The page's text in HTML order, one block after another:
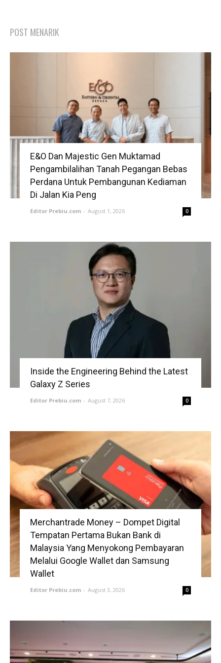
POST MENARIK
E&O Dan Majestic Gen Muktamad
Pengambilalihan Tanah Pegangan Bebas
Perdana Untuk Pembangunan Kediaman
Di Jalan Kia Peng
Editor Prebiu.com - August 1, 2026 0
Inside the Engineering Behind the Latest
Galaxy Z Series
Editor Prebiu.com - August 7, 2026 0
Merchantrade Money – Dompet Digital
Tempatan Pertama Bukan Bank di
Malaysia Yang Menyokong Pembayaran
Melalui Google Wallet dan Samsung
Wallet
Editor Prebiu.com - August 3, 2026 0